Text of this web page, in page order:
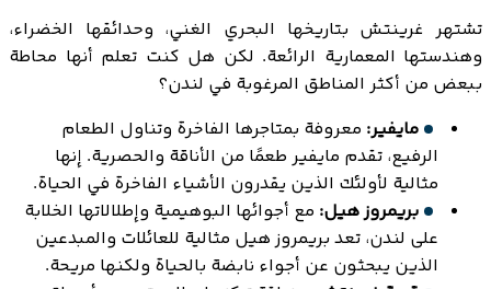
تشتهر غرينتش بتاريخها البحري الغني، وحدائقها الخضراء،
وهندستها المعمارية الرائعة. لكن هل كنت تعلم أنها محاطة
ببعض من أكثر المناطق المرغوبة في لندن؟
مايفير: معروفة بمتاجرها الفاخرة وتناول الطعام
الرفيع، تقدم مايفير طعمًا من الأناقة والحصرية. إنها
مثالية لأولئك الذين يقدرون الأشياء الفاخرة في الحياة.
بريمروز هيل: مع أجوائها البوهيمية وإطلالاتها الخلابة
على لندن، تعد بريمروز هيل مثالية للعائلات والمبدعين
الذين يبحثون عن أجواء نابضة بالحياة ولكنها مريحة.